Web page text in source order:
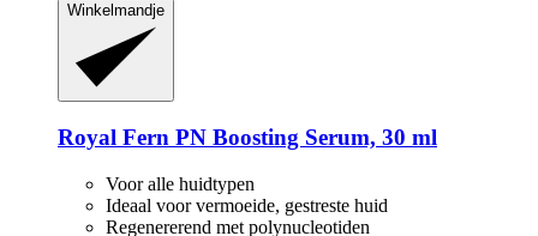
Winkelmandje
Royal Fern PN Boosting Serum, 30 ml
Voor alle huidtypen
Ideaal voor vermoeide, gestreste huid
Regenererend met polynucleotiden